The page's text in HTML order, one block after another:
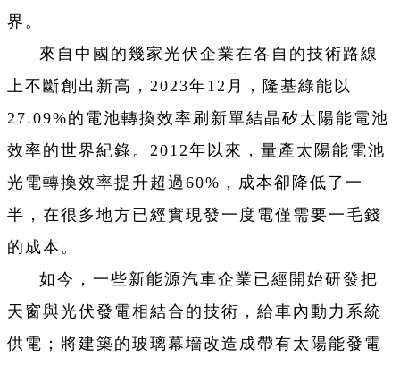
界。
來自中國的幾家光伏企業在各自的技術路線
上不斷創出新高，2023年12月，隆基綠能以
27.09%的電池轉換效率刷新單結晶矽太陽能電池
效率的世界紀錄。2012年以來，量產太陽能電池
光電轉換效率提升超過60%，成本卻降低了一
半，在很多地方已經實現發一度電僅需要一毛錢
的成本。
如今，一些新能源汽車企業已經開始研發把
天窗與光伏發電相結合的技術，給車內動力系統
供電；將建築的玻璃幕墻改造成帶有太陽能發電